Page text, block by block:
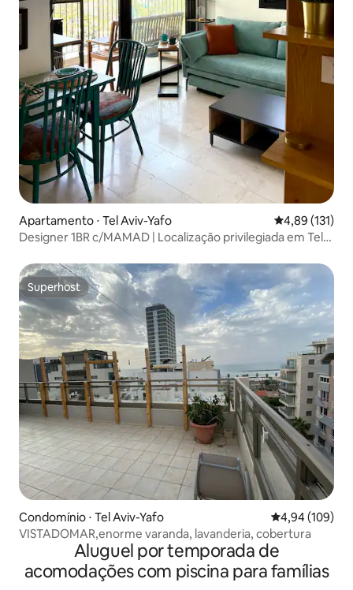
Apartamento ⋅ Tel Aviv-Yafo 4,89 de uma
4,89 (131)
Designer 1BR c/MAMAD | Localização privilegiada em Tel
Superhost
Superhost
Condomínio ⋅ Tel Aviv-Yafo 4,94 de uma
4,94 (109)
VISTADOMAR,enorme varanda, lavanderia, cobertura
Aluguel por temporada de
acomodações com piscina para famílias